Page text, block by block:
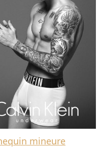
mineure